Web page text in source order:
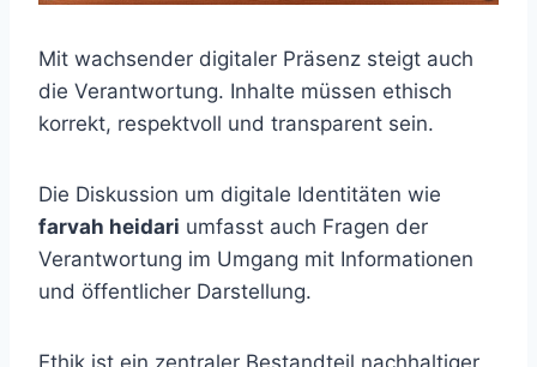
Mit wachsender digitaler Präsenz steigt auch
die Verantwortung. Inhalte müssen ethisch
korrekt, respektvoll und transparent sein.
Die Diskussion um digitale Identitäten wie
farvah heidari umfasst auch Fragen der
Verantwortung im Umgang mit Informationen
und öffentlicher Darstellung.